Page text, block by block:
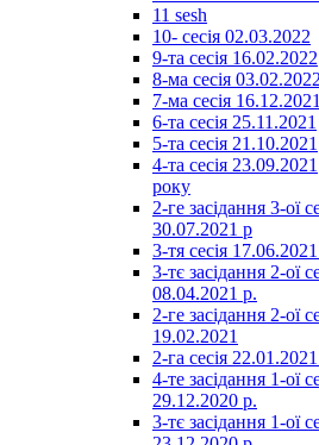
11 sesh
10- сесія 02.03.2022
9-та сесія 16.02.2022
8-ма сесія 03.02.2022
7-ма сесія 16.12.2021
6-та сесія 25.11.2021
5-та сесія 21.10.2021
4-та сесія 23.09.2021
року
2-ге засідання 3-ої
30.07.2021 р
3-тя сесія
3-тє засідання 2-ої
08.04.2021 р.
2-ге засідання 2-ої
19.02.2021
2-га сесія
4-те засідання 1-ої
29.12.2020 р.
3-тє засідання 1-ої